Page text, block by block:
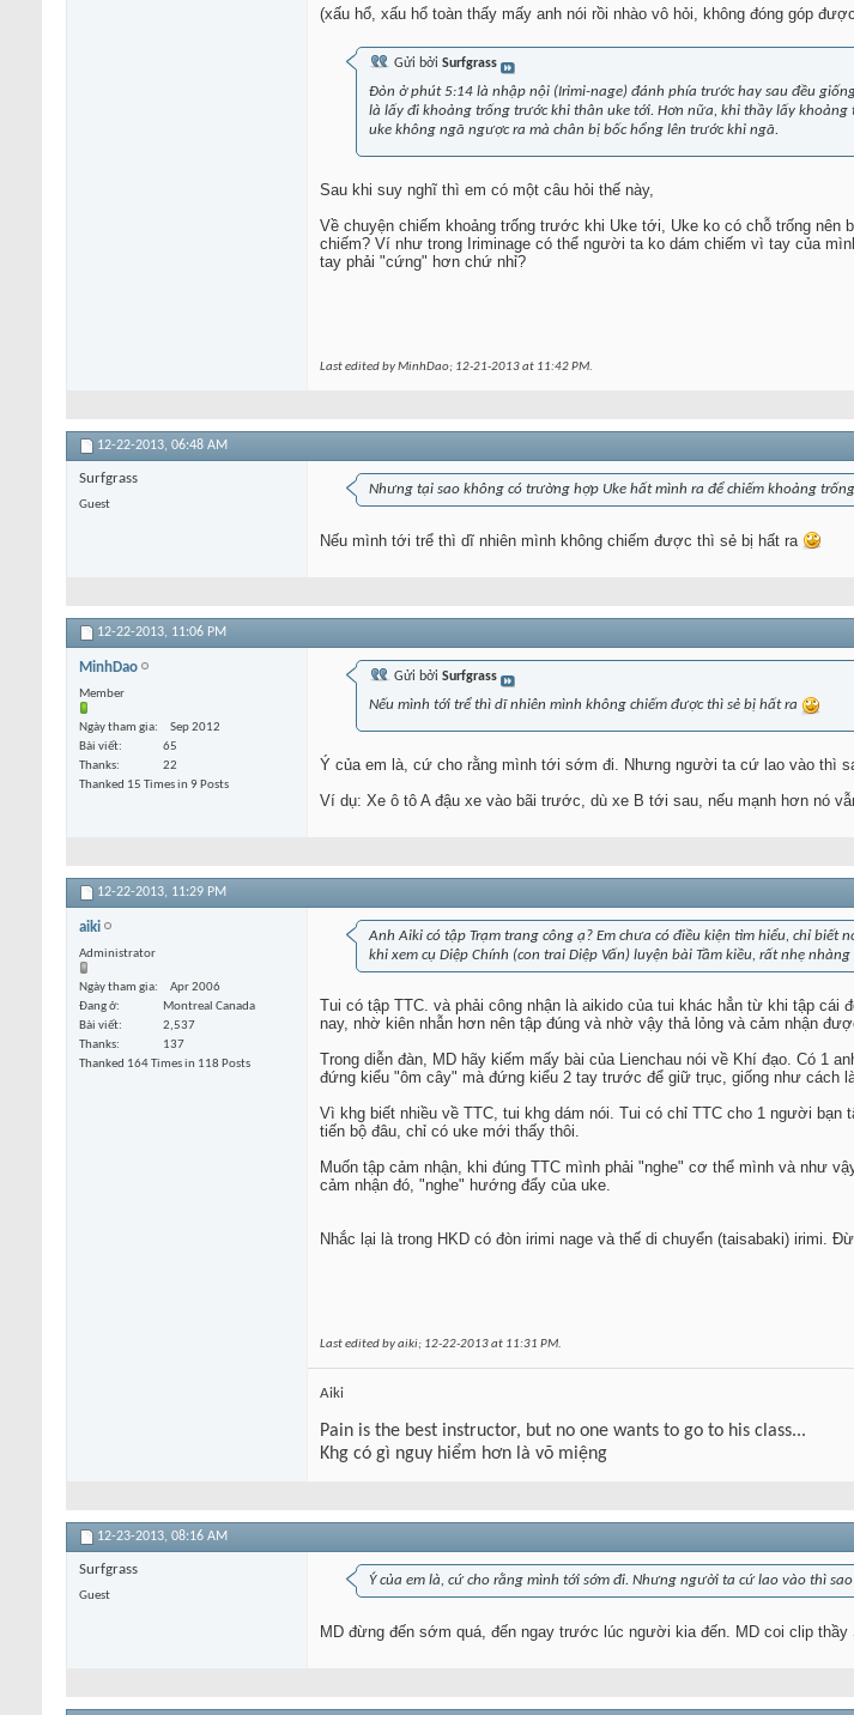
(xấu hổ, xấu hổ toàn thấy mấy anh nói rồi nhào vô hỏi, không đóng góp
Gửi bởi Surfgrass
Đòn ở phút 5:14 là nhập nội (Irimi-nage) đánh phía trước hay sau đều
là lấy đi khoảng trống trước khi thân uke tới. Hơn nữa, khi thầy lấy
uke không ngã ngược ra mà chân bị bốc hổng lên trước khi ngã.
Sau khi suy nghĩ thì em có một câu hỏi thế này,
Về chuyện chiếm khoảng trống trước khi Uke tới, Uke ko có chỗ trống
chiếm? Ví như trong Iriminage có thể người ta ko dám chiếm vì tay của
tay phải "cứng" hơn chứ nhỉ?
Last edited by MinhDao; 12-21-2013 at 11:42 PM.
12-22-2013, 06:48 AM
Surfgrass
Guest
Nhưng tại sao không có trường hợp Uke hất mình ra để chiếm khoảng
Nếu mình tới trể thì dĩ nhiên mình không chiếm được thì sẻ bị hất ra
12-22-2013, 11:06 PM
MinhDao
Member
Ngày tham gia
Sep 2012
Bài viết
65
Thanks
22
Thanked 15 Times in 9 Posts
Gửi bởi Surfgrass
Nếu mình tới trể thì dĩ nhiên mình không chiếm được thì sẻ bị hất ra
Ý của em là, cứ cho rằng mình tới sớm đi. Nhưng người ta cứ lao vào thì
Ví dụ: Xe ô tô A đậu xe vào bãi trước, dù xe B tới sau, nếu mạnh hơn nó
12-22-2013, 11:29 PM
aiki
Administrator
Ngày tham gia
Apr 2006
Đang ở
Montreal Canada
Bài viết
2,537
Thanks
137
Thanked 164 Times in 118 Posts
Anh Aiki có tập Trạm trang công ạ? Em chưa có điều kiện tìm hiểu, chỉ
khi xem cụ Diệp Chính (con trai Diệp Vấn) luyện bài Tầm kiều, rất nhẹ
Tui có tập TTC. và phải công nhận là aikido của tui khác hẳn từ khi tập
nay, nhờ kiên nhẫn hơn nên tập đúng và nhờ vậy thả lỏng và cảm nhận
Trong diễn đàn, MD hãy kiếm mấy bài của Lienchau nói về Khí đạo. Có 1
đứng kiểu "ôm cây" mà đứng kiểu 2 tay trước để giữ trục, giống như cách
Vì khg biết nhiều về TTC, tui khg dám nói. Tui có chỉ TTC cho 1 người
tiến bộ đâu, chỉ có uke mới thấy thôi.
Muốn tập cảm nhận, khi đúng TTC mình phải "nghe" cơ thể mình và như
cảm nhận đó, "nghe" hướng đẩy của uke.
Nhắc lại là trong HKD có đòn irimi nage và thế di chuyển (taisabaki) irimi.
Last edited by aiki; 12-22-2013 at 11:31 PM.
Aiki
Pain is the best instructor, but no one wants to go to his class...
Khg có gì nguy hiểm hơn là võ miệng
12-23-2013, 08:16 AM
Surfgrass
Guest
Ý của em là, cứ cho rằng mình tới sớm đi. Nhưng người ta cứ lao vào thì
MD đừng đến sớm quá, đến ngay trước lúc người kia đến. MD coi clip thầy